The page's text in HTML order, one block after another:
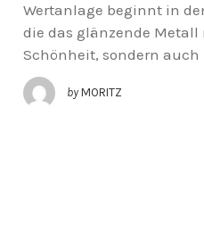
Wertanlage beginnt in
die das glänzende
Schönheit, sondern auch
by MORITZ